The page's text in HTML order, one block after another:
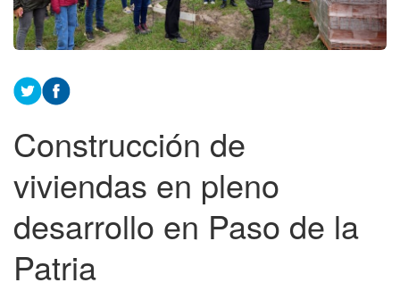
Construcción de
viviendas en pleno
desarrollo en Paso de la
Patria